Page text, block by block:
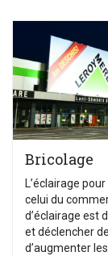
Bricolage
L’éclairage
celui du
d’éclairage est
et déclencher
d’augmenter